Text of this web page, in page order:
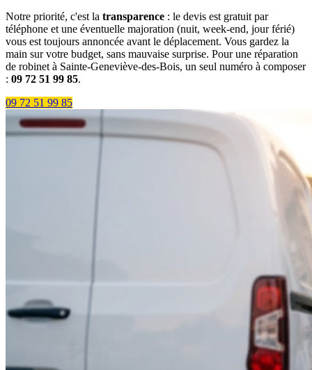
Notre priorité, c'est la transparence : le devis est gratuit par
téléphone et une éventuelle majoration (nuit, week-end, jour férié)
vous est toujours annoncée avant le déplacement. Vous gardez la
main sur votre budget, sans mauvaise surprise. Pour une réparation
de robinet à Sainte-Geneviève-des-Bois, un seul numéro à composer
: 09 72 51 99 85.
09 72 51 99 85